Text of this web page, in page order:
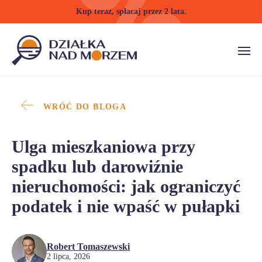
Kup teraz, spłacaj przez 2 lata.
WRÓĆ DO BLOGA
Ulga mieszkaniowa przy
spadku lub darowiźnie
nieruchomości: jak ograniczyć
podatek i nie wpaść w pułapki
Robert Tomaszewski
2 lipca, 2026